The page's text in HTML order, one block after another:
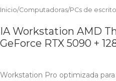
Inicio/Computadoras/PCs de
IA Workstation AMD
GeForce RTX 5090 +
Workstation Pro optimizada